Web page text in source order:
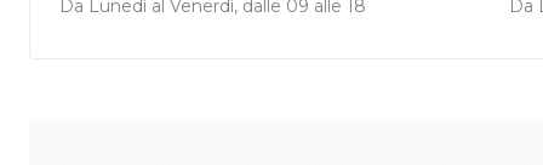
Da Lunedì al Venerdì, dalle 09 alle 18 Da